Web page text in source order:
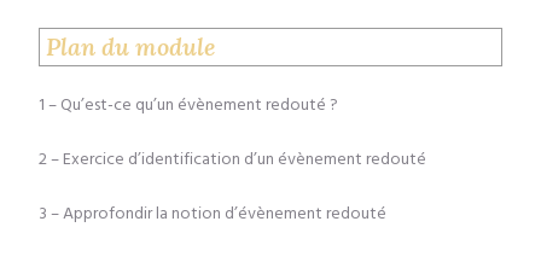
Plan du module
1 – Qu’est-ce qu’un évènement redouté ?
2– Exercice d’identification d’un évènement redouté
3 –Approfondir la notion d’évènement redouté